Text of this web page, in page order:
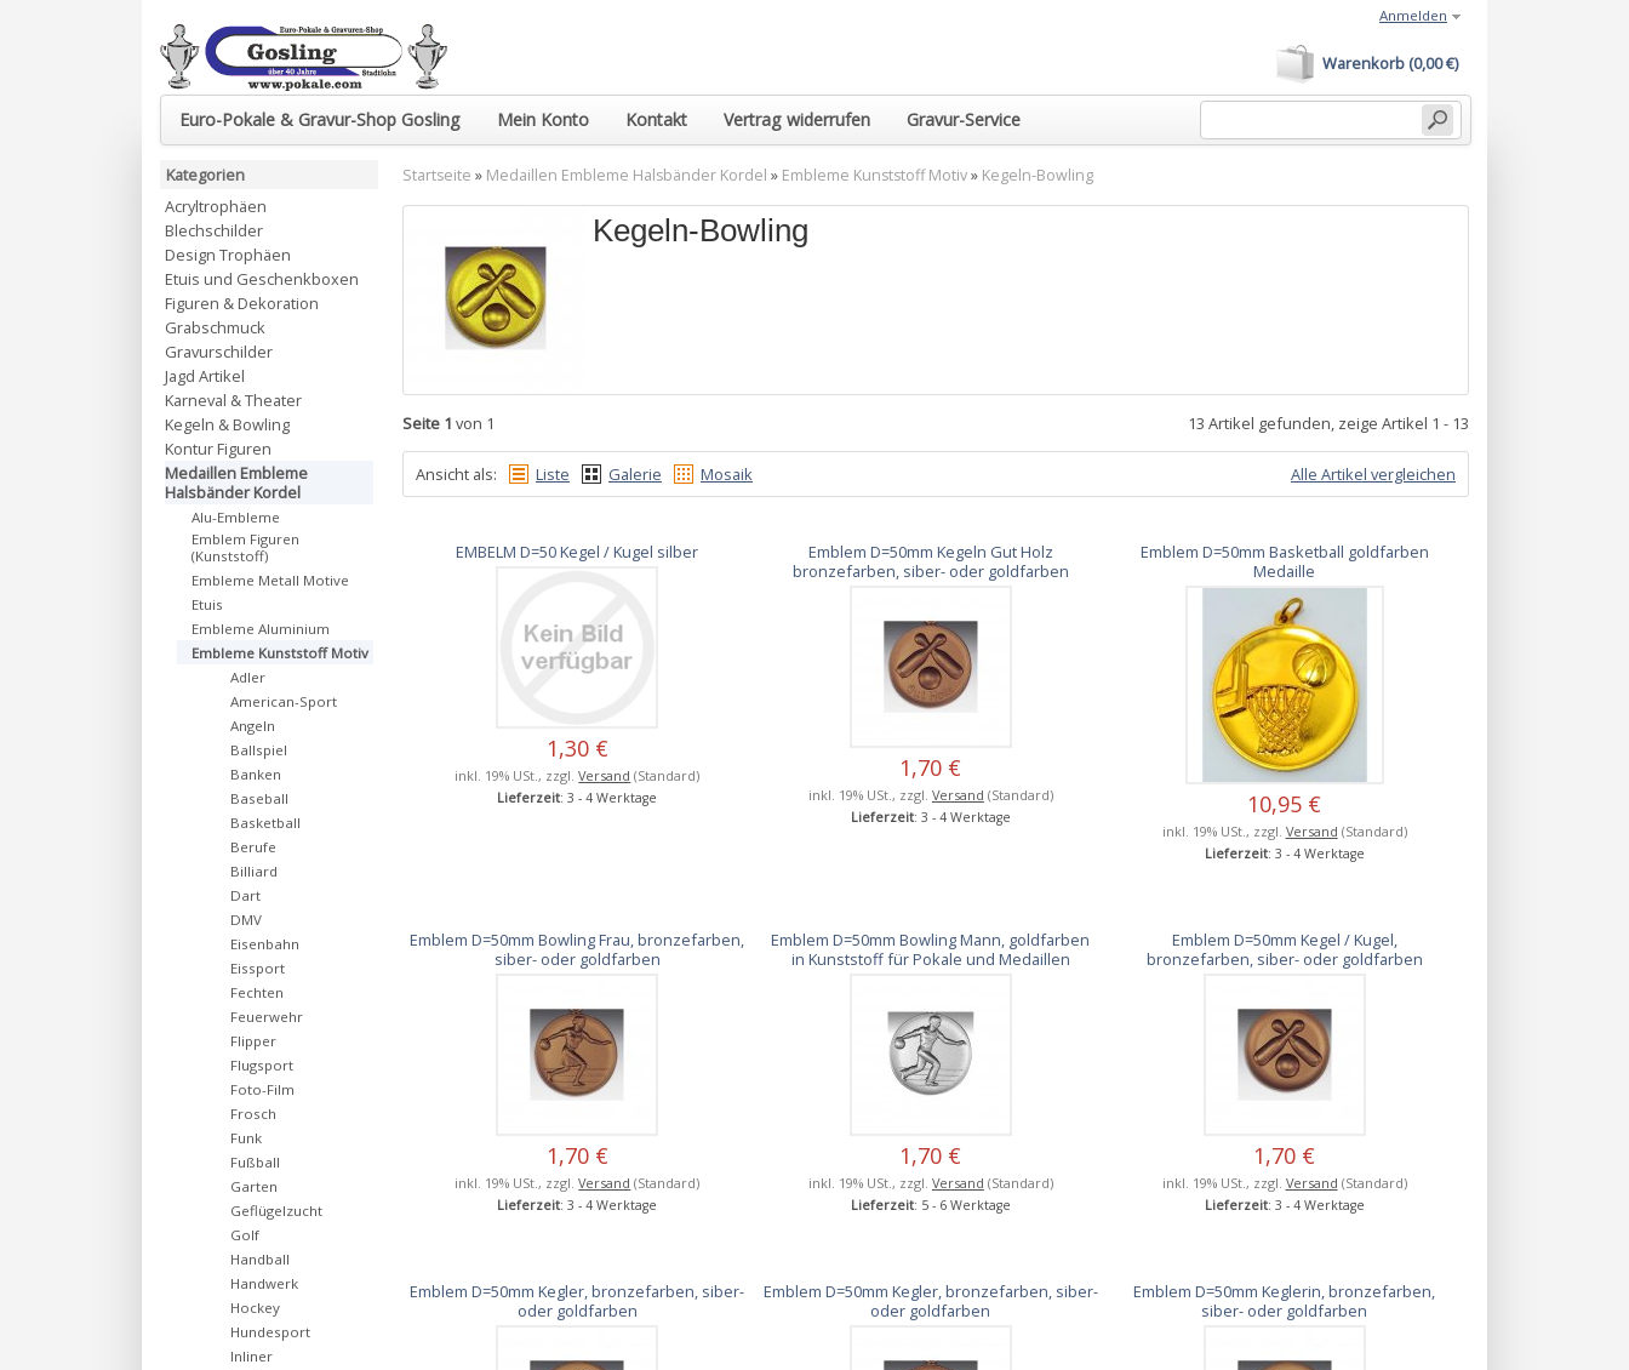
Euro-Pokale & Gravur-Shop Gosling Mein Konto Kontakt Vertrag widerrufen Gravur-Service
Warenkorb (0,00 €)
Anmelden
Startseite » Medaillen Embleme Halsbänder Kordel » Embleme Kunststoff Motiv» Kegeln-Bowling
Kegeln-Bowling
Seite 1 von 1 13 Artikel gefunden, zeige Artikel 1 - 13
Ansicht als: Liste Galerie Mosaik Alle Artikel vergleichen
EMBELM D=50 Kegel / Kugel silber
1,30 €
inkl. 19% USt., zzgl.Versand (Standard)
Lieferzeit: 3 - 4 Werktage
Emblem D=50mm Kegeln Gut Holz
bronzefarben, siber- oder goldfarben
1,70 €
inkl. 19% USt., zzgl. Versand (Standard)
Lieferzeit: 3 - 4 Werktage
Emblem D=50mm Basketball goldfarben
Medaille
10,95 €
inkl. 19% USt., zzgl. Versand (Standard)
Lieferzeit: 3 - 4 Werktage
Emblem D=50mm Bowling Frau, bronzefarben,
siber- oder goldfarben
1,70 €
inkl. 19% USt., zzgl.Versand (Standard)
Lieferzeit: 3 - 4 Werktage
Emblem D=50mm Bowling Mann, goldfarben
in Kunststoff für Pokale und Medaillen
1,70 €
inkl. 19% USt., zzgl. Versand (Standard)
Lieferzeit: 5 - 6 Werktage
Emblem D=50mm Kegel / Kugel,
bronzefarben, siber- oder goldfarben
1,70 €
inkl. 19% USt., zzgl. Versand (Standard)
Lieferzeit: 3 - 4 Werktage
Emblem D=50mm Kegler, bronzefarben, siber-
oder goldfarben
Emblem D=50mm Kegler, bronzefarben, siber-
oder goldfarben
Emblem D=50mm Keglerin, bronzefarben,
siber- oder goldfarben
Kategorien
Acryltrophäen
Blechschilder
Design Trophäen
Etuis und Geschenkboxen
Figuren & Dekoration
Grabschmuck
Gravurschilder
Jagd Artikel
Karneval & Theater
Kegeln & Bowling
Kontur Figuren
Medaillen Embleme
Halsbänder Kordel
Alu-Embleme
Emblem Figuren
(Kunststoff)
Embleme Metall Motive
Etuis
Embleme Aluminium
Embleme Kunststoff Motiv
Adler
American-Sport
Angeln
Ballspiel
Banken
Baseball
Basketball
Berufe
Billiard
Dart
DMV
Eisenbahn
Eissport
Fechten
Feuerwehr
Flipper
Flugsport
Foto-Film
Frosch
Funk
Fußball
Garten
Geflügelzucht
Golf
Handball
Handwerk
Hockey
Hundesport
Inliner